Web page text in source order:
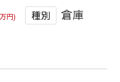
円) 種別 倉庫